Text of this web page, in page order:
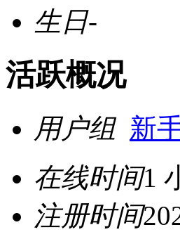
生日-
活跃概况
用户组 新
在线时间1
注册时间